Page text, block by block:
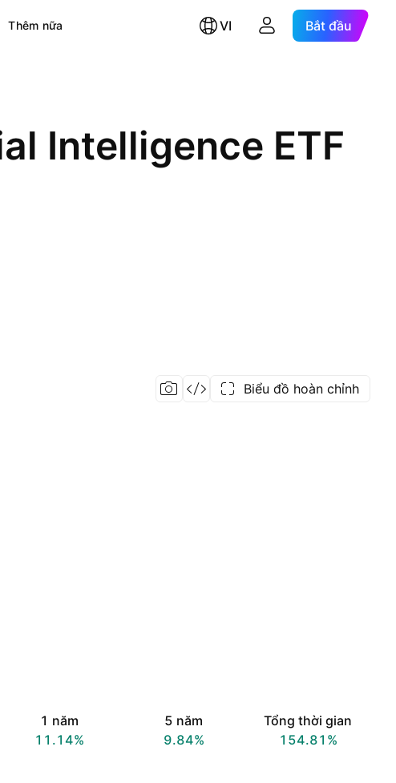
Thêm nữa VI Bắt đầu
Intelligence ETF
Biểu đồ hoàn chỉnh
1 năm
11.14%
5 năm
9.84%
Tổng thời gian
154.81%